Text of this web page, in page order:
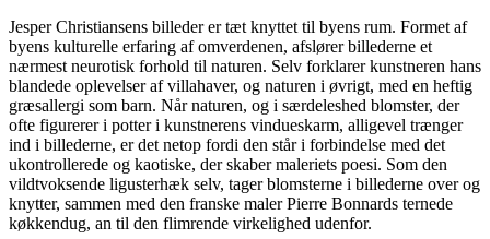
Jesper Christiansens billeder er tæt knyttet til byens rum. Formet af
byens kulturelle erfaring af omverdenen, afslører billederne et
nærmest neurotisk forhold til naturen. Selv forklarer kunstneren hans
blandede oplevelser af villahaver, og naturen i øvrigt, med en heftig
græsallergi som barn. Når naturen, og i særdeleshed blomster, der
ofte figurerer i potter i kunstnerens vindueskarm, alligevel trænger
ind i billederne, er det netop fordi den står i forbindelse med det
ukontrollerede og kaotiske, der skaber maleriets poesi. Som den
vildtvoksende ligusterhæk selv, tager blomsterne i billederne over og
knytter, sammen med den franske maler Pierre Bonnards ternede
køkkendug, an til den flimrende virkelighed udenfor.